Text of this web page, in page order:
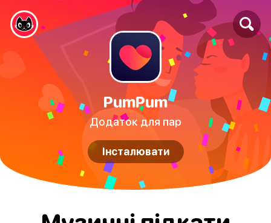
PumPum
Додаток для пар
Інсталювати